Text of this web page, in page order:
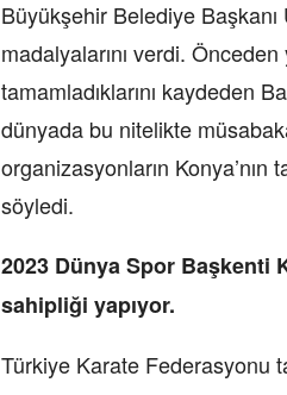
Büyükşehir Belediye
madalyalarını verdi.
tamamladıklarını kaydeden
dünyada bu nitelikte
organizasyonların Konya’nın
söyledi.
2023 Dünya Spor Başkenti
sahipliği yapıyor.
Türkiye Karate Federasyonu